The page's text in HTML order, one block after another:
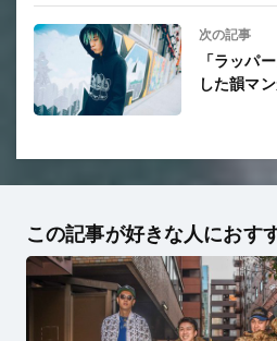
次の記事
「ラッパ
した韻マ
この記事が好きな人におす